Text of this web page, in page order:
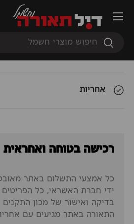
חיפוש
חיפוש
תפריט
תאור המוצר
אחריות
רכישה בטוחה ואחראית
כל אמצעי התשלום באתר
ידי חברת האשראי, כל הפריטים
בדיקה ואישור של מכון התקנים
התאורה באתר מגיעים עם